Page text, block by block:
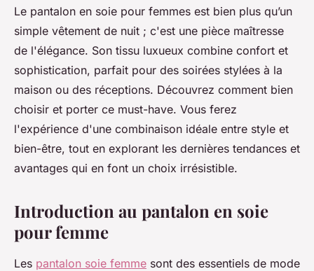
Pantalon soie femme : le
must-have pour des nuits
élégantes
Sohan•10 avril 2025•8 min de lecture
Le pantalon en soie pour femmes est bien plus qu’un
simple vêtement de nuit ; c'est une pièce maîtresse
de l'élégance. Son tissu luxueux combine confort et
sophistication, parfait pour des soirées stylées à la
maison ou des réceptions. Découvrez comment bien
choisir et porter ce must-have. Vous ferez
l'expérience d'une combinaison idéale entre style et
bien-être, tout en explorant les dernières tendances et
avantages qui en font un choix irrésistible.
Introduction au pantalon en soie
pour femme
Les pantalon soie femme sont des essentiels de mode